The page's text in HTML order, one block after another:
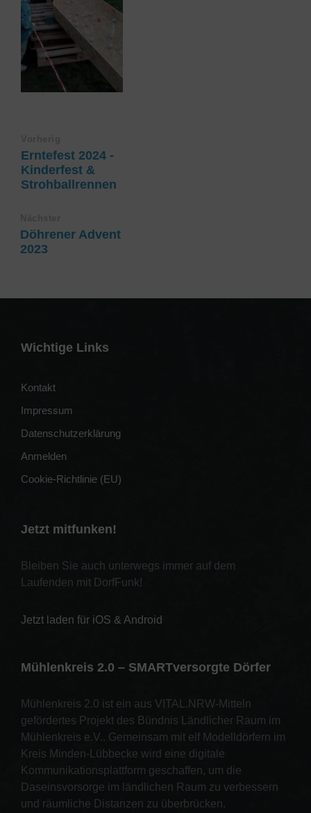
Erntefest 2024 -
Kinderfest &
Strohballrennen
Döhrener Advent
2023
Wichtige Links
Kontakt
Impressum
Datenschutzerklärung
Anmelden
Cookie-Richtlinie (EU)
Jetzt mitfunken!
Bleiben Sie auch unterwegs immer auf dem
Laufenden mit DorfFunk!
Jetzt laden für iOS & Android
Mühlenkreis 2.0 – SMARTversorgte Dörfer
Mühlenkreis 2.0 ist ein aus VITAL.NRW-Mitteln
gefördertes Projekt des Bündnis Ländlicher Raum im
Mühlenkreis e.V.. Gemeinsam mit elf Modelldörfern im
Kreis Minden-Lübbecke wird eine digitale
Kommunikationsplattform geschaffen, um die
Daseinsvorsorge im ländlichen Raum zu verbessern
und räumliche Distanzen zu überbrücken.